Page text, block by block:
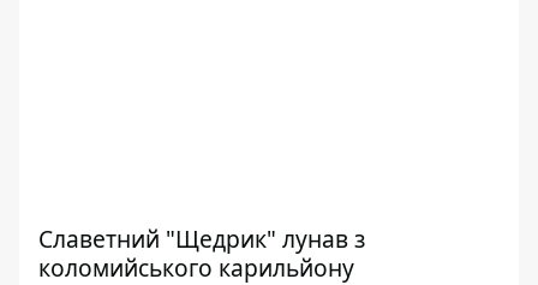
Славетний "Щедрик" лунав з
коломийського карильйону